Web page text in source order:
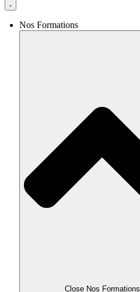
Nos Formations
Close Nos Formations